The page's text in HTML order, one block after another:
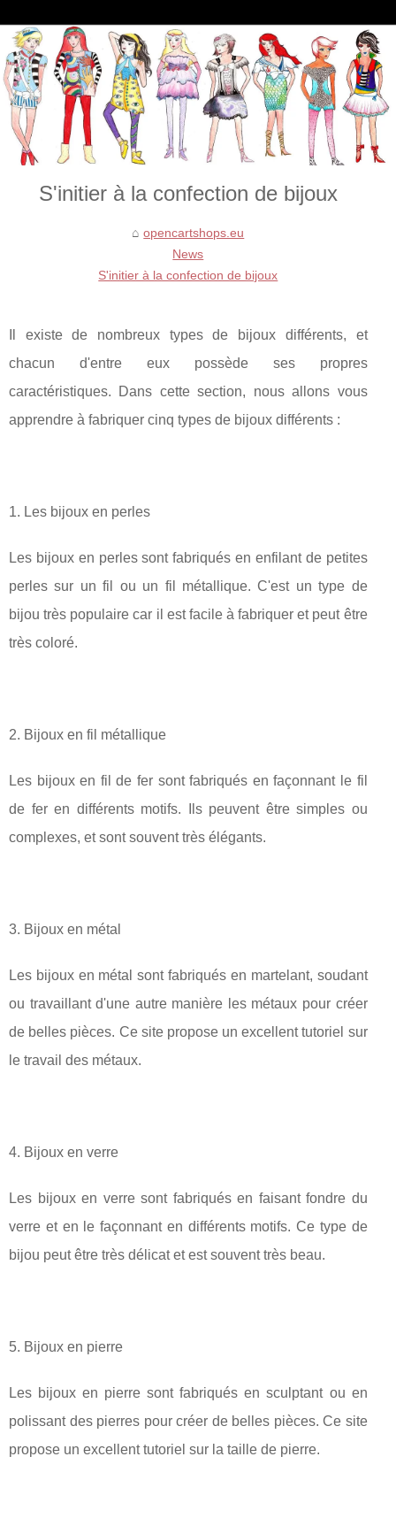
S'initier à la confection de bijoux
opencartshops.eu
News
S'initier à la confection de bijoux
Il existe de nombreux types de bijoux différents, et
chacun d'entre eux possède ses propres
caractéristiques. Dans cette section, nous allons vous
apprendre à fabriquer cinq types de bijoux différents :
1. Les bijoux en perles
Les bijoux en perles sont fabriqués en enfilant de petites
perles sur un fil ou un fil métallique. C'est un type de
bijou très populaire car il est facile à fabriquer et peut être
très coloré.
2. Bijoux en fil métallique
Les bijoux en fil de fer sont fabriqués en façonnant le fil
de fer en différents motifs. Ils peuvent être simples ou
complexes, et sont souvent très élégants.
3. Bijoux en métal
Les bijoux en métal sont fabriqués en martelant, soudant
ou travaillant d'une autre manière les métaux pour créer
de belles pièces. Ce site propose un excellent tutoriel sur
le travail des métaux.
4. Bijoux en verre
Les bijoux en verre sont fabriqués en faisant fondre du
verre et en le façonnant en différents motifs. Ce type de
bijou peut être très délicat et est souvent très beau.
5. Bijoux en pierre
Les bijoux en pierre sont fabriqués en sculptant ou en
polissant des pierres pour créer de belles pièces. Ce site
propose un excellent tutoriel sur la taille de pierre.